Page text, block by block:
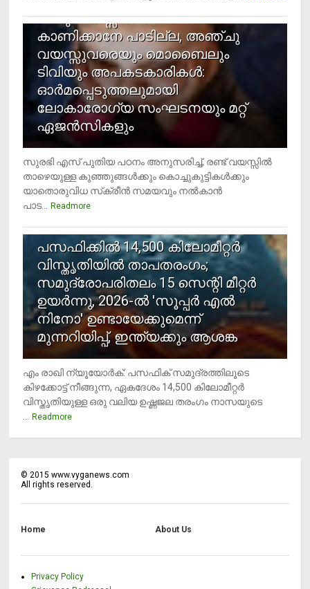
രണ്ടു വയസ്സില്‍ താഴെ സ്‌ക്രീന്‍
കാണിക്കാനേ പാടില്ല, അഞ്ചു
വയസ്സുവരെയും മൊബൈലും
ടിവിയും അപകടകാരികള്‍:
ഓര്‍മപ്പെടുത്തലുമായി
ലോകാരോഗ്യ സംഘടനയും മറ്റ്
ഏജന്‍സികളും
സുരഭി എസ് പുതിയ പഠനം അനുസരിച്ച്, രണ്ട് വയസ്സില്‍
താഴെയുള്ള കുഞ്ഞുങ്ങള്‍ക്കും കൊച്ചുകുട്ടികള്‍ക്കും
യാതൊരുവിധ സ്‌ക്രീന്‍ സമയവും നല്‍കാന്‍
പാട... Readmore
പസഫിക്കില്‍ 14,500 കിലോമീറ്റര്‍
വിസ്തൃതിയില്‍ താപതരംഗം;
സമുദ്രോപരിതലം 15 സെന്റി മീറ്റര്‍
ഉയര്‍ന്നു, 2026-ല്‍ 'സൂപ്പര്‍ എല്‍
നിനോ' ഉണ്ടായേക്കുമെന്ന്
മുന്നറിയിപ്പ്, ഇന്ത്യക്കും ആശങ്ക
എം രാഖി ന്യൂയോര്‍ക്: പസഫിക് സമുദ്രത്തിലൂടെ
കിഴക്കോട്ട് നീങ്ങുന്ന, ഏകദേശം 14,500 കിലോമീറ്റര്‍
വിസ്തൃതിയുള്ള ഒരു വലിയ ഉഷ്ണജല തരംഗം നാസയുടെ
... Readmore
©2015 www.vyganews.com
All rights reserved.
Home About Us
Privacy Policy